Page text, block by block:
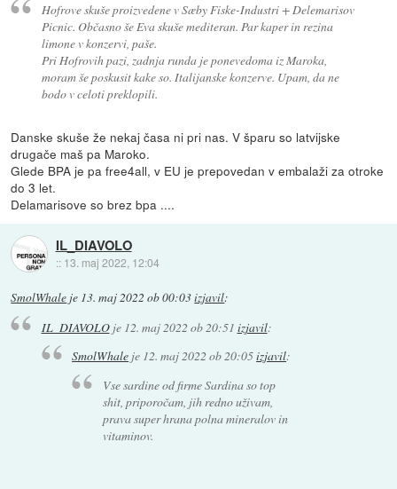
Hofrove skuše proizvedene v Sæby Fiske-Industri + Delemarisov
Picnic. Občasno še Eva skuše mediteran. Par kaper in rezina
limone v konzervi, paše.
Pri Hofrovih pazi, zadnja runda je ponevedoma iz Maroka,
moram še poskusit kake so. Italijanske konzerve. Upam, da ne
bodo v celoti preklopili.
Danske skuše že nekaj časa ni pri nas. V šparu so latvijske
drugače maš pa Maroko.
Glede BPA je pa free4all, v EU je prepovedan v embalaži za otroke
do 3 let.
Delamarisove so brez bpa ....
IL_DIAVOLO
:: 13. maj 2022, 12:04
SmolWhale je 13. maj 2022 ob 00:03izjavil:
IL_DIAVOLOje 12. maj 2022 ob 20:51 izjavil:
SmolWhale je 12. maj 2022 ob 20:05izjavil:
Vse sardine od firme Sardina so top
shit, priporočam, jih redno uživam,
prava super hrana polna mineralov in
vitaminov.